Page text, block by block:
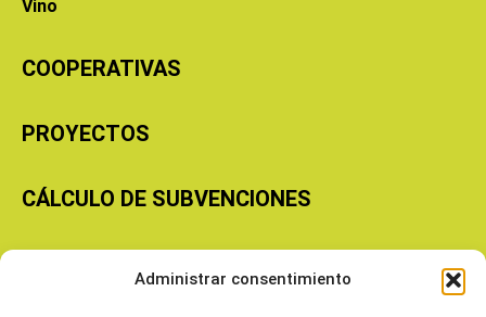
Administrar consentimiento
Vino
COOPERATIVAS
PROYECTOS
CÁLCULO DE SUBVENCIONES